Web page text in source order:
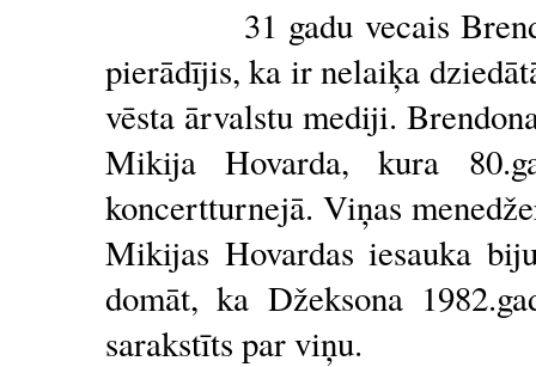
31 gadu vecais
pierādījis, ka ir nelaiķa
vēsta ārvalstu mediji.
Mikija Hovarda, kura
koncertturnejā. Viņas
Mikijas Hovardas iesauka
domāt, ka Džeksona
sarakstīts par viņu.